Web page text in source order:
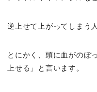
逆上せて上がってしま
とにかく、頭に血がのぼ
上せる」と言います。